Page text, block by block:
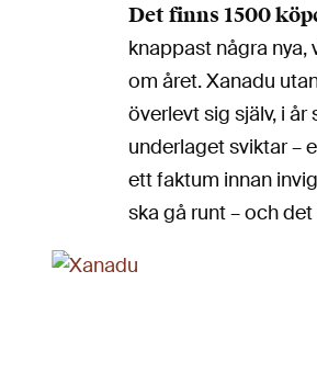
Det finns 1500
knappast några
om året. Xanadu
överlevt sig själv, i
underlaget sviktar –
ett faktum innan
ska gå runt – och